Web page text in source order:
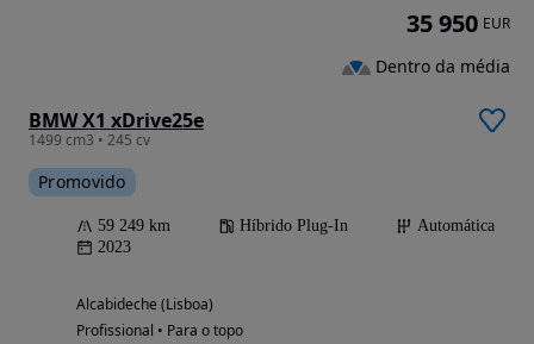
BMW X1 xDrive25e
1499 cm3 • 245 cv
Promovido
59 249 km Híbrido Plug-In
Automática
2023
Alcabideche (Lisboa)
Profissional • Para o topo
35 950 EUR
Dentro da média